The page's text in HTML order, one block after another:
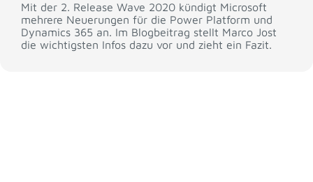
Mit der 2. Release Wave 2020 kündigt Microsoft
mehrere Neuerungen für die Power Platform und
Dynamics 365 an. Im Blogbeitrag stellt Marco Jost
die wichtigsten Infos dazu vor und zieht ein Fazit.